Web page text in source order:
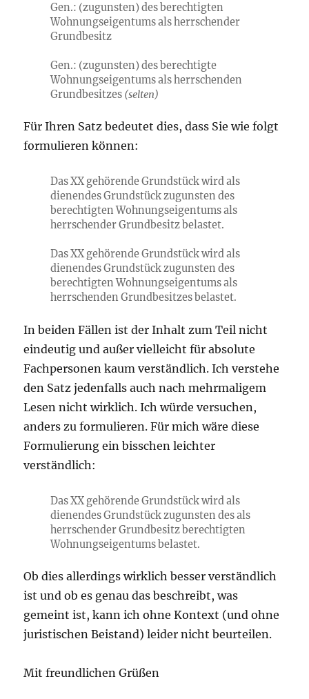
Gen.: (zugunsten) des berechtigten
Wohnungseigentums als herrschender
Grundbesitz
Gen.: (zugunsten) des berechtigte
Wohnungseigentums als herrschenden
Grundbesitzes (selten)
Für Ihren Satz bedeutet dies, dass Sie wie folgt
formulieren können:
Das XX gehörende Grundstück wird als
dienendes Grundstück zugunsten des
berechtigten Wohnungseigentums als
herrschender Grundbesitz belastet.
Das XX gehörende Grundstück wird als
dienendes Grundstück zugunsten des
berechtigten Wohnungseigentums als
herrschenden Grundbesitzes belastet.
In beiden Fällen ist der Inhalt zum Teil nicht
eindeutig und außer vielleicht für absolute
Fachpersonen kaum verständlich. Ich verstehe
den Satz jedenfalls auch nach mehrmaligem
Lesen nicht wirklich. Ich würde versuchen,
anders zu formulieren. Für mich wäre diese
Formulierung ein bisschen leichter
verständlich:
Das XX gehörende Grundstück wird als
dienendes Grundstück zugunsten des als
herrschender Grundbesitz berechtigten
Wohnungseigentums belastet.
Ob dies allerdings wirklich besser verständlich
ist und ob es genau das beschreibt, was
gemeint ist, kann ich ohne Kontext (und ohne
juristischen Beistand) leider nicht beurteilen.
Mit freundlichen Grüßen